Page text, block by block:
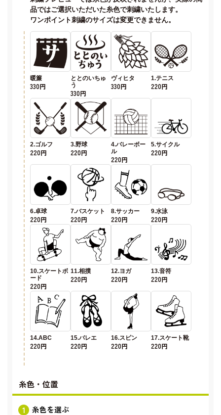
品ではご選択いただいた糸色で刺繍いたします。
ワンポイント刺繍のサイズは変更できません。
暖簾
330円
ととのいちゅ
う
330円
ヴィヒタ
330円
1.テニス
220円
2.ゴルフ
220円
3.野球
220円
4.バレーボー
ル
220円
5.サイクル
220円
6.卓球
220円
7.バスケット
220円
8.サッカー
220円
9.水泳
220円
10.スケートボ
ード
220円
11.相撲
220円
12.ヨガ
220円
13.音符
220円
14.ABC
220円
15.バレエ
220円
16.スピン
220円
17.スケート靴
220円
糸色・位置
糸色を選ぶ